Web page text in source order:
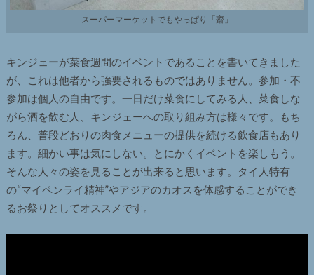
スーパーマーケットでもやっぱり「齋」
キンジェーが菜食週間のイベントであることを書いてきました
が、これは他者から強要されるものではありません。参加・不
参加は個人の自由です。一日だけ菜食にしてみる人、菜食しな
がら酒を飲む人、キンジェーへの取り組み方は様々です。もち
ろん、普段どおりの肉食メニューの提供を続ける飲食店もあり
ます。細かい事は気にしない。とにかくイベントを楽しもう。
そんな人々の姿を見ることが出来ると思います。タイ人特有
の“マイペンライ精神”やアジアのカオスを体感することができ
るお祭りとしてオススメです。